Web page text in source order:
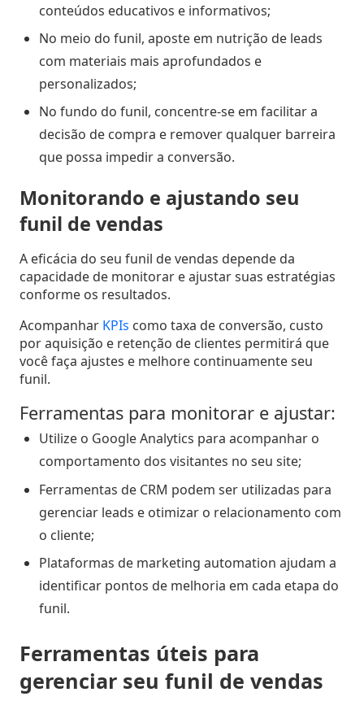
conteúdos educativos e informativos;
No meio do funil, aposte em nutrição de leads
com materiais mais aprofundados e
personalizados;
No fundo do funil, concentre-se em facilitar a
decisão de compra e remover qualquer barreira
que possa impedir a conversão.
Monitorando e ajustando seu
funil de vendas
A eficácia do seu funil de vendas depende da
capacidade de monitorar e ajustar suas estratégias
conforme os resultados.
Acompanhar KPIs como taxa de conversão, custo
por aquisição e retenção de clientes permitirá que
você faça ajustes e melhore continuamente seu
funil.
Ferramentas para monitorar e ajustar:
Utilize o Google Analytics para acompanhar o
comportamento dos visitantes no seu site;
Ferramentas de CRM podem ser utilizadas para
gerenciar leads e otimizar o relacionamento com
o cliente;
Plataformas de marketing automation ajudam a
identificar pontos de melhoria em cada etapa do
funil.
Ferramentas úteis para
gerenciar seu funil de vendas